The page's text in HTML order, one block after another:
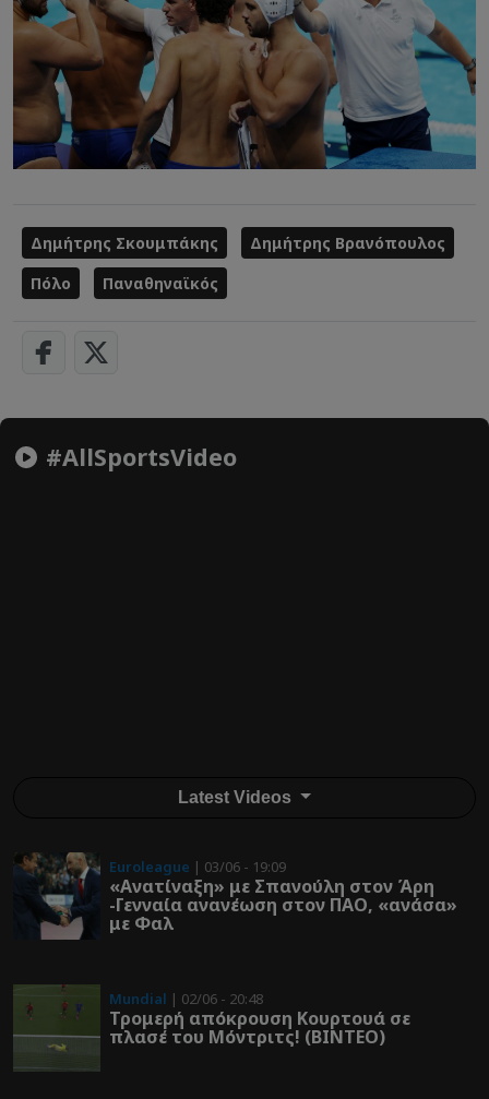
Δημήτρης Σκουμπάκης
Δημήτρης Βρανόπουλος
Πόλο
Παναθηναϊκός
#AllSportsVideo
Latest Videos
Euroleague | 03/06 - 19:09
«Ανατίναξη» με Σπανούλη στον Άρη
-Γενναία ανανέωση στον ΠΑΟ, «ανάσα»
με Φαλ
Mundial | 02/06 - 20:48
Τρομερή απόκρουση Κουρτουά σε
πλασέ του Μόντριτς! (ΒΙΝΤΕΟ)